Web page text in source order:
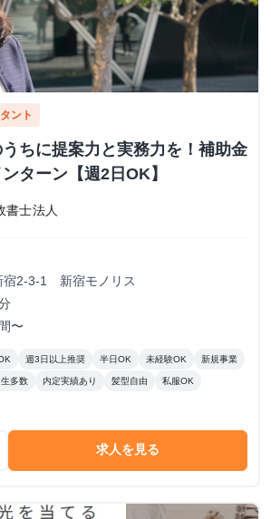
ント
うちに提案力と実務力を！補助金
ターン【週2日OK】
書士法人
宿2-3-1 新宿モノリス
〜
週3日以上推奨 半日OK 未経験OK 新規事業
多数 内定実績あり 髪型自由 私服OK
求人を見る